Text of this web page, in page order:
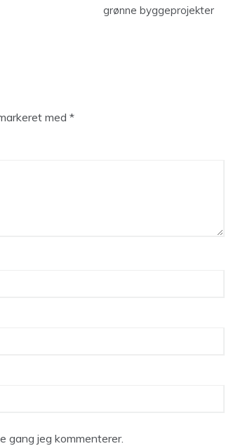
grønne byggeprojekter
med *
gang jeg kommenterer.